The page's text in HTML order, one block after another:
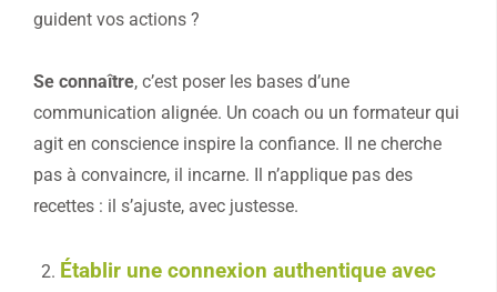
guident vos actions ?
Se connaître, c’est poser les bases d’une
communication alignée. Un coach ou un formateur qui
agit en conscience inspire la confiance. Il ne cherche
pas à convaincre, il incarne. Il n’applique pas des
recettes : il s’ajuste, avec justesse.
Établir une connexion authentique avec